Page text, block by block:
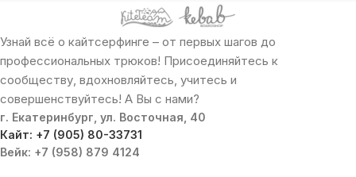
Узнай всё о кайтсерфинге – от первых шагов до
профессиональных трюков! Присоединяйтесь к
сообществу, вдохновляйтесь, учитесь и
совершенствуйтесь! А Вы с нами?
г. Екатеринбург, ул. Восточная, 40
Кайт: +7 (905) 80-33731
Вейк: +7 (958) 879 4124